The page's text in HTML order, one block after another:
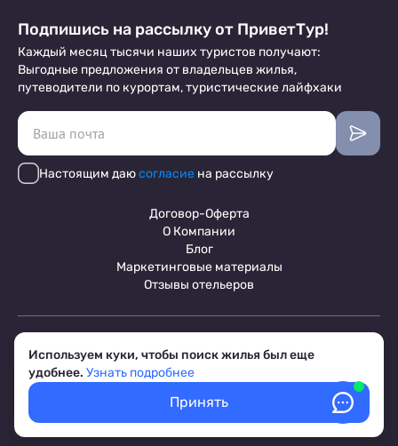
Подпишись на рассылку от ПриветТур!
Каждый месяц тысячи наших туристов получают:
Выгодные предложения от владельцев жилья,
путеводители по курортам, туристические лайфхаки
Настоящим даюсогласие на рассылку
Договор-Оферта
О Компании
Блог
Маркетинговые материалы
Отзывы отельеров
Российский сервис бронирования жилья, официальный сайт,
Обработка персональных данных
Условия бронирования объектов
Используем куки, чтобы поиск жилья был еще
удобнее. Узнать подробнее
Принять